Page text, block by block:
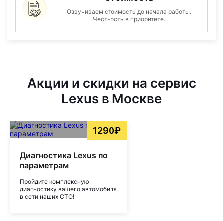
Озвучиваем стоимость до начала работы.
Честность в приоритете.
Акции и скидки на сервис
Lexus в Москве
1290₽
Диагностика Lexus по
параметрам
Пройдите комплексную
диагностику вашего автомобиля
в сети наших СТО!